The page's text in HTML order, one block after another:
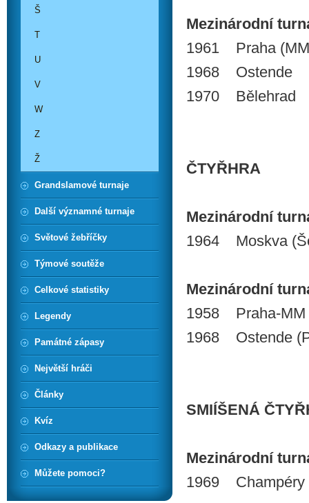
Mezinárodní
1961 Praha
1968 Ostende
1970 Bělehrad
ČTYŘHRA
Mezinárodní
1964 Moskva
Mezinárodní
1958 Praha-MM
1968 Ostende
SMIÍŠENÁ
Mezinárodní
1969 Champéry
Š
T
U
V
W
Z
Ž
Grandslamové turnaje
Další významné turnaje
Světové žebříčky
Týmové soutěže
Celkové statistiky
Legendy
Památné zápasy
Největší hráči
Články
Kvíz
Odkazy a publikace
Můžete pomoci?